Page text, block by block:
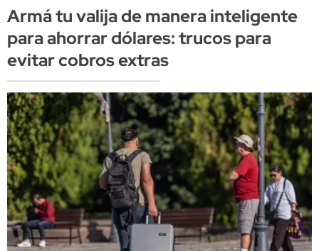
Armá tu valija de manera inteligente
para ahorrar dólares: trucos para
evitar cobros extras